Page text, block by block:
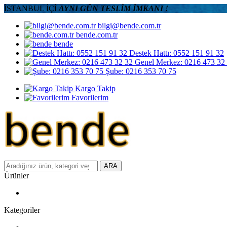
İSTANBUL İÇİ AYNI GÜN TESLİM İMKANI !
bilgi@bende.com.tr
bende.com.tr
bende
Destek Hattı: 0552 151 91 32
Genel Merkez: 0216 473 32
Şube: 0216 353 70 75
Kargo Takip
Favorilerim
ARA
Ürünler
Kategoriler